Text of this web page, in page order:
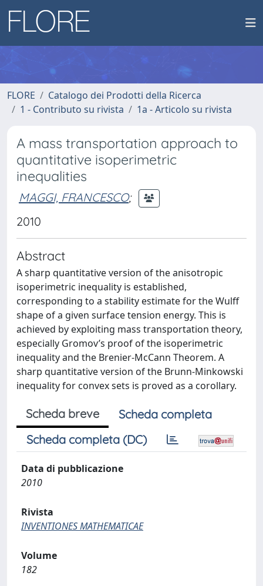
FLORE
Catalogo dei Prodotti della Ricerca
1 - Contributo su rivista
1a - Articolo su rivista
A mass transportation approach to
quantitative isoperimetric
inequalities
MAGGI, FRANCESCO;
2010
Abstract
A sharp quantitative version of the anisotropic
isoperimetric inequality is established,
corresponding to a stability estimate for the Wulff
shape of a given surface tension energy. This is
achieved by exploiting mass transportation theory,
especially Gromov’s proof of the isoperimetric
inequality and the Brenier-McCann Theorem. A
sharp quantitative version of the Brunn-Minkowski
inequality for convex sets is proved as a corollary.
Scheda breve
Scheda completa
Scheda completa (DC)
Data di pubblicazione
2010
Rivista
INVENTIONES MATHEMATICAE
Volume
182